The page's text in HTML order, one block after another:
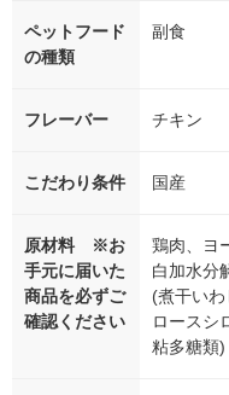
ペットフード
の種類
副食
フレーバー チキン
こだわり条件 国産
原材料 ※お
手元に届いた
商品を必ずご
確認ください
鶏肉、ヨ
白加水分
(煮干い
ロースシ
粘多糖類)